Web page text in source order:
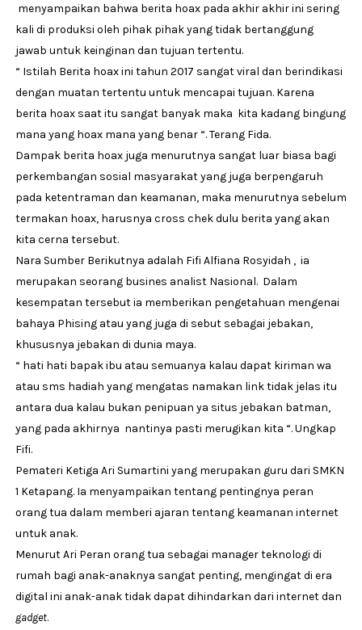
menyampaikan bahwa berita hoax pada akhir akhir ini sering
kali di produksi oleh pihak pihak yang tidak bertanggung
jawab untuk keinginan dan tujuan tertentu.
“ Istilah Berita hoax ini tahun 2017 sangat viral dan berindikasi
dengan muatan tertentu untuk mencapai tujuan. Karena
berita hoax saat itu sangat banyak maka kita kadang bingung
mana yang hoax mana yang benar “. Terang Fida.
Dampak berita hoax juga menurutnya sangat luar biasa bagi
perkembangan sosial masyarakat yang juga berpengaruh
pada ketentraman dan keamanan, maka menurutnya sebelum
termakan hoax, harusnya cross chek dulu berita yang akan
kita cerna tersebut.
Nara Sumber Berikutnya adalah Fifi Alfiana Rosyidah , ia
merupakan seorang busines analist Nasional. Dalam
kesempatan tersebut ia memberikan pengetahuan mengenai
bahaya Phising atau yang juga di sebut sebagai jebakan,
khususnya jebakan di dunia maya.
“ hati hati bapak ibu atau semuanya kalau dapat kiriman wa
atau sms hadiah yang mengatas namakan link tidak jelas itu
antara dua kalau bukan penipuan ya situs jebakan batman,
yang pada akhirnya nantinya pasti merugikan kita “. Ungkap
Fifi.
Pemateri Ketiga Ari Sumartini yang merupakan guru dari SMKN
1 Ketapang. Ia menyampaikan tentang pentingnya peran
orang tua dalam memberi ajaran tentang keamanan internet
untuk anak.
Menurut Ari Peran orang tua sebagai manager teknologi di
rumah bagi anak-anaknya sangat penting, mengingat di era
digital ini anak-anak tidak dapat dihindarkan dari internet dan
gadget.